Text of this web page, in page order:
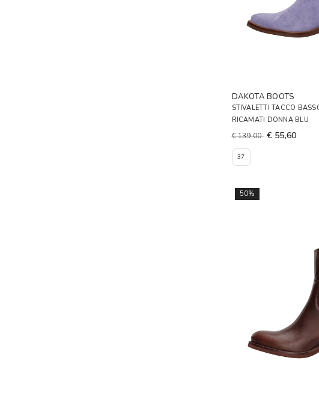
DAKOTA BOOTS
STIVALETTI TACCO
RICAMATI DONNA BLU
€ 139,00 € 55,60
37
50%